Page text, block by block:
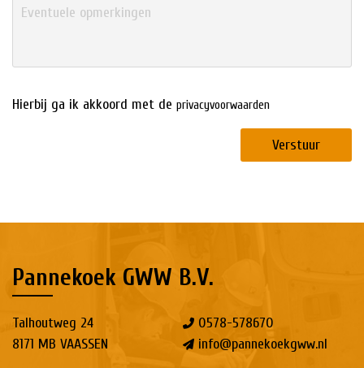
Hierbij ga ik akkoord met de privacyvoorwaarden
Verstuur
Pannekoek GWW B.V.
Talhoutweg 24
8171 MB VAASSEN
0578-578670
info@pannekoekgww.nl